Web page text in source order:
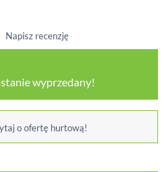
Napisz recenzję
wyprzedany!
o ofertę hurtową!